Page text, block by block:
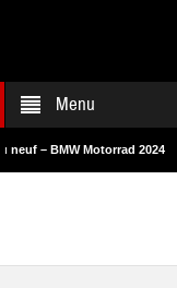
Menu
BMW Motorrad 2024